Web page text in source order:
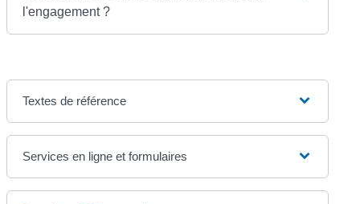
l'engagement ?
Textes de référence
Services en ligne et formulaires